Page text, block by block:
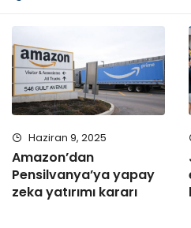
Haziran 9, 2025
Amazon’dan
Pensilvanya’ya yapay
zeka yatırımı kararı